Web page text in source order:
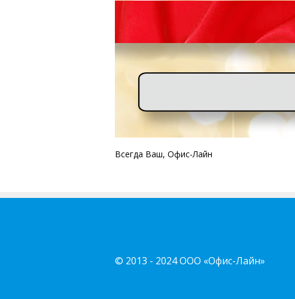
Всегда Ваш, Офис-Лайн
© 2013 - 2024 ООО «Офис-Лайн»